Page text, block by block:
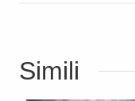
Simili